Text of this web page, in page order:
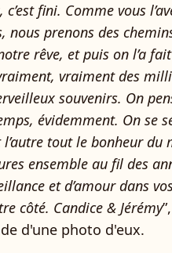
c’est fini. Comme vous
nous prenons des
rêve, et puis on l’a
vraiment des
souvenirs. On
évidemment. On se
l’autre tout le bonheur du
ensemble au fil des
et d’amour dans
côté. Candice & Jérémy
d'une photo d'eux.